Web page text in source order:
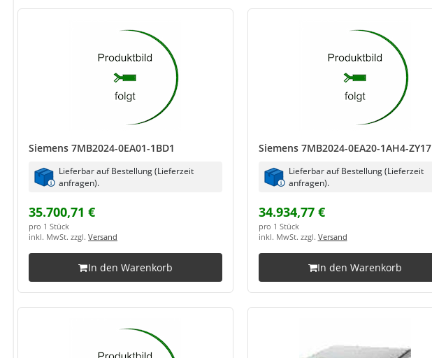
Siemens 7MB2024-0EA01-1BD1
Lieferbar auf Bestellung (Lieferzeit
anfragen).
35.700,71 €
pro 1 Stück
inkl. MwSt. zzgl. Versand
In den Warenkorb
Siemens 7MB2024-0EA20-1AH4-ZY17
Lieferbar auf Bestellung (Lieferzeit
anfragen).
34.934,77 €
pro 1 Stück
inkl. MwSt. zzgl. Versand
In den Warenkorb